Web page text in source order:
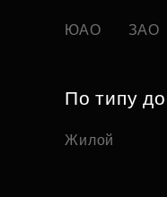
ЮАО ЗАО
По типу
Жилой